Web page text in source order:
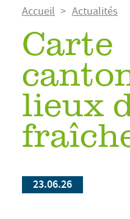
Fil
d'Ariane
Accueil Actualités
Carte
lieux
23.06.26